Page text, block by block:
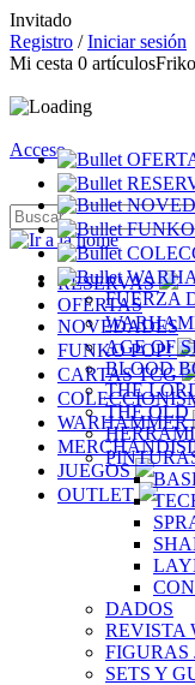
Invitado
Registro /Iniciar sesión
Mi cesta 0 artículos
Acceso
RESERVAS
OFERTAS
NOVEDADES
FUNKO POP!
CARTAS TCG
WARHAMMER
JUEGOS
OUTLET
FUERZA
AGE OF
BLOOD
THE
THE OLD
DADOS
REVISTA
FIGURAS
SETS Y